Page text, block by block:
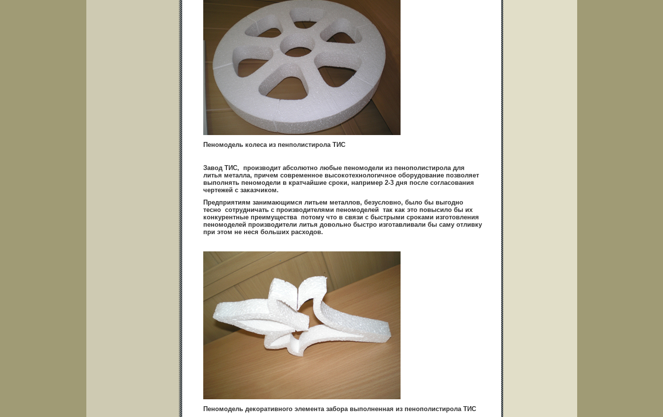
Пеномодель колеса из пенполистирола ТИС
Завод ТИС, производит абсолютно любые пеномодели из пенополистирола для
литья металла, причем современное высокотехнологичное оборудование позволяет
выполнять пеномодели в кратчайшие сроки, например 2-3 дня после согласования
чертежей с заказчиком.
Предприятиям занимающимся литьем металлов, безусловно, было бы выгодно
тесно сотрудничать с производителями пеномоделей так как это повысило бы их
конкурентные преимущества потому что в связи с быстрыми сроками изготовления
пеномоделей производители литья довольно быстро изготавливали бы саму отливку
при этом не неся больших расходов.
Пеномодель декоративного элемента забора выполненная из пенополистирола ТИС